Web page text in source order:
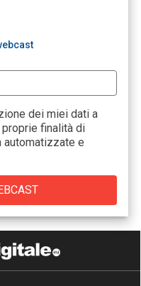
dei miei dati a
finalità di
automatizzate e